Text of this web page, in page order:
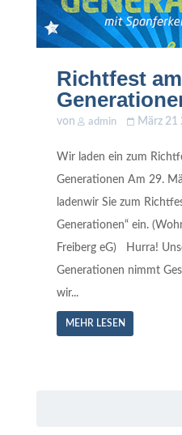
Richtfest
von admin März 21
Wir laden ein zum
Generationen Am 29.
ladenwir Sie zum
Generationen“ ein.
Freiberg eG) Hurra!
Generationen nimmt
wir...
MEHR LESEN